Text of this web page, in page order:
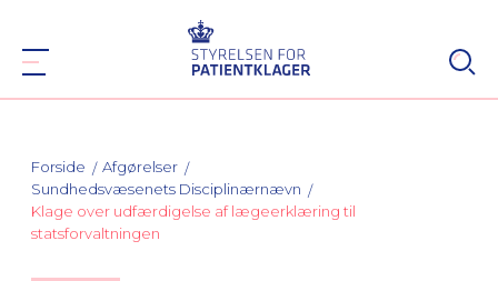
Forside
Afgørelser
Sundhedsvæsenets Disciplinærnævn
Klage over udfærdigelse af lægeerklæring til
statsforvaltningen